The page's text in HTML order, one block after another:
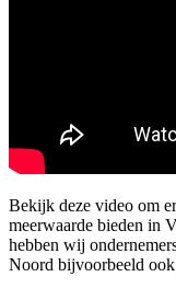
Bekijk deze video om
meerwaarde bieden in
hebben wij
Noord bijvoorbeeld ook